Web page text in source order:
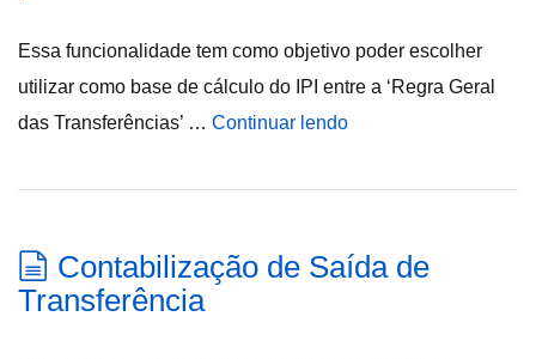
Essa funcionalidade tem como objetivo poder escolher
utilizar como base de cálculo do IPI entre a ‘Regra Geral
das Transferências’ … Continuar lendo
Contabilização de Saída de
Transferência